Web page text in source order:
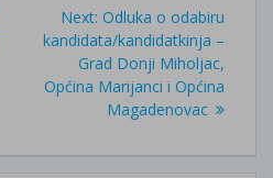
Next: Next
post:
Odluka o odabiru
kandidata/kandidatkinja –
Grad Donji Miholjac,
Općina Marijanci i Općina
Magadenovac